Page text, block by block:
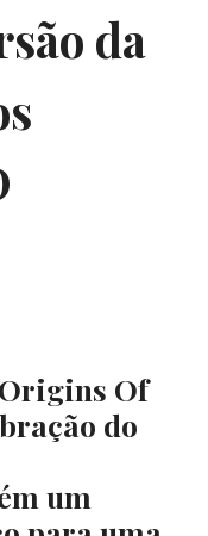
da
Of
do
um